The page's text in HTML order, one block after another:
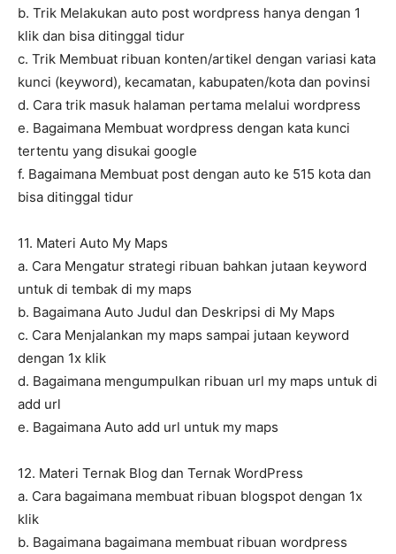
b. Trik Melakukan auto post wordpress hanya dengan 1
klik dan bisa ditinggal tidur
c. Trik Membuat ribuan konten/artikel dengan variasi kata
kunci (keyword), kecamatan, kabupaten/kota dan povinsi
d. Cara trik masuk halaman pertama melalui wordpress
e. Bagaimana Membuat wordpress dengan kata kunci
tertentu yang disukai google
f. Bagaimana Membuat post dengan auto ke 515 kota dan
bisa ditinggal tidur
11. Materi Auto My Maps
a. Cara Mengatur strategi ribuan bahkan jutaan keyword
untuk di tembak di my maps
b. Bagaimana Auto Judul dan Deskripsi di My Maps
c. Cara Menjalankan my maps sampai jutaan keyword
dengan 1x klik
d. Bagaimana mengumpulkan ribuan url my maps untuk di
add url
e. Bagaimana Auto add url untuk my maps
12. Materi Ternak Blog dan Ternak WordPress
a. Cara bagaimana membuat ribuan blogspot dengan 1x
klik
b. Bagaimana bagaimana membuat ribuan wordpress